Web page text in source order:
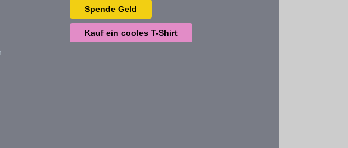
Spende Geld
Kauf ein cooles T-Shirt